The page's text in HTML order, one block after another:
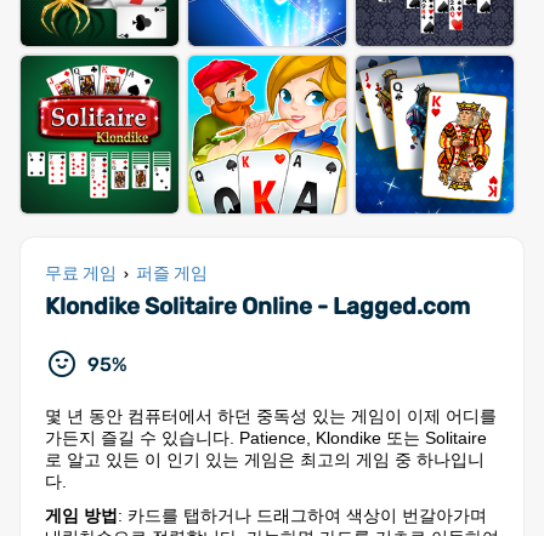
무료 게임 › 퍼즐 게임
Klondike Solitaire Online - Lagged.com
95%
몇 년 동안 컴퓨터에서 하던 중독성 있는 게임이 이제 어디를
가든지 즐길 수 있습니다. Patience, Klondike 또는 Solitaire
로 알고 있든 이 인기 있는 게임은 최고의 게임 중 하나입니
다.
게임 방법 : 카드를 탭하거나 드래그하여 색상이 번갈아가며